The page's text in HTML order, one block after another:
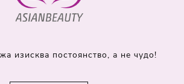
изисква постоянство, а не чудо!